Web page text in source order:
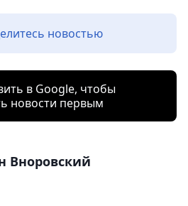
новостью
в Google, чтобы
новости первым
Вноровский